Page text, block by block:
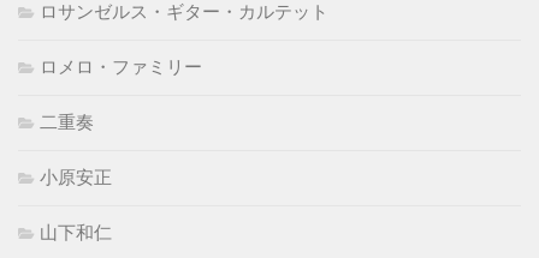
ロサンゼルス・ギター・カルテット
ロメロ・ファミリー
二重奏
小原安正
山下和仁